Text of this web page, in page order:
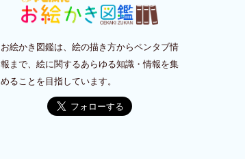
お絵かき図鑑は、絵の描き方からペンタブ情
報まで、絵に関するあらゆる知識・情報を集
めることを目指しています。